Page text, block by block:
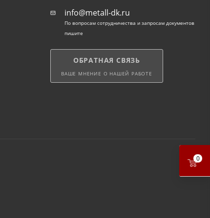
info@metall-dk.ru
По вопросам сотрудничества и запросам документов
пишите
ОБРАТНАЯ СВЯЗЬ
ВАШЕ МНЕНИЕ О НАШЕЙ РАБОТЕ
0